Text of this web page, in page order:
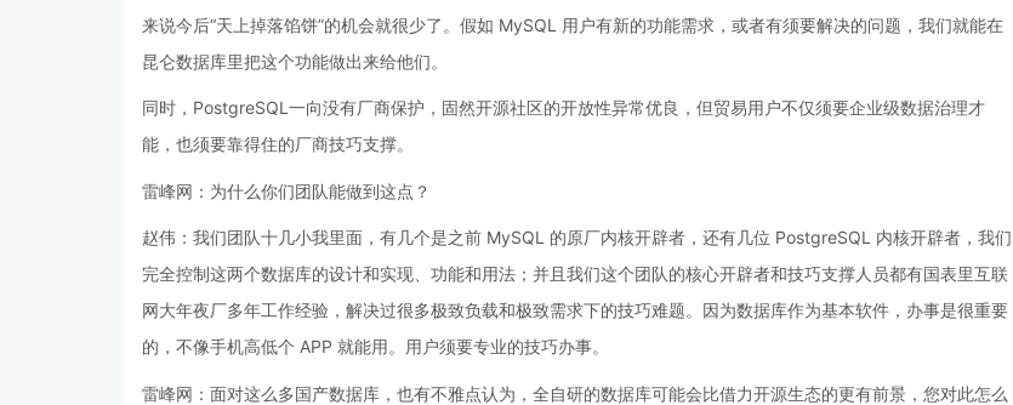
来说今后“天上掉落馅饼”的机会就很少了。假如 MySQL 用户有新的功能需求，或者有须要解决的问题，我们就能在
昆仑数据库里把这个功能做出来给他们。
同时，PostgreSQL一向没有厂商保护，固然开源社区的开放性异常优良，但贸易用户不仅须要企业级数据治理才
能，也须要靠得住的厂商技巧支撑。
雷峰网：为什么你们团队能做到这点？
赵伟：我们团队十几小我里面，有几个是之前 MySQL 的原厂内核开辟者，还有几位 PostgreSQL 内核开辟者，我们
完全控制这两个数据库的设计和实现、功能和用法；并且我们这个团队的核心开辟者和技巧支撑人员都有国表里互联
网大年夜厂多年工作经验，解决过很多极致负载和极致需求下的技巧难题。因为数据库作为基本软件，办事是很重要
的，不像手机高低个 APP 就能用。用户须要专业的技巧办事。
雷峰网：面对这么多国产数据库，也有不雅点认为，全自研的数据库可能会比借力开源生态的更有前景，您对此怎么